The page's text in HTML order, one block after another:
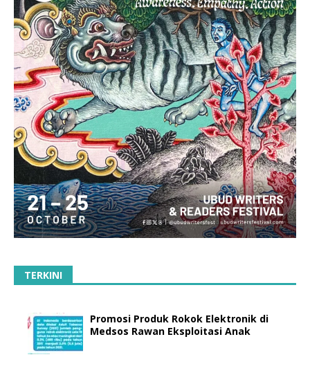
TERKINI
Promosi Produk Rokok Elektronik di
Medsos Rawan Eksploitasi Anak